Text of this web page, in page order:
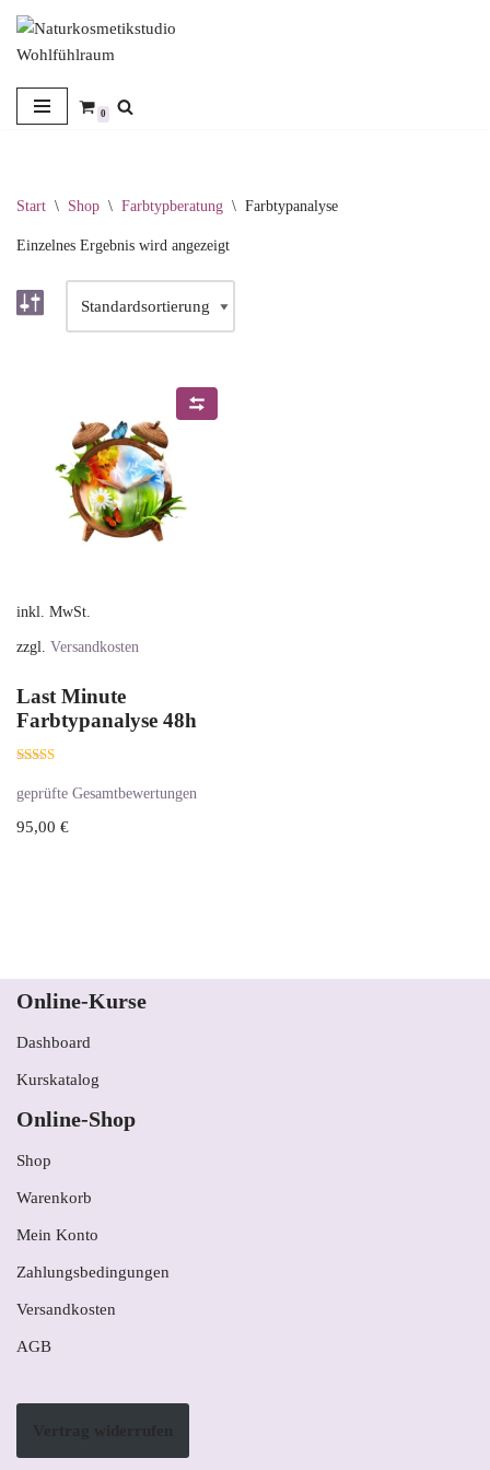
Zum
Inhalt
springen
0
Start \ Shop \ Farbtypberatung \ Farbtypanalyse
Einzelnes Ergebnis wird angezeigt
inkl. MwSt.
zzgl. Versandkosten
Last Minute
Farbtypanalyse 48h
5.00
von 5
geprüfte Gesamtbewertungen
95,00 €
Online-Kurse
Dashboard
Kurskatalog
Online-Shop
Shop
Warenkorb
Mein Konto
Zahlungsbedingungen
Versandkosten
AGB